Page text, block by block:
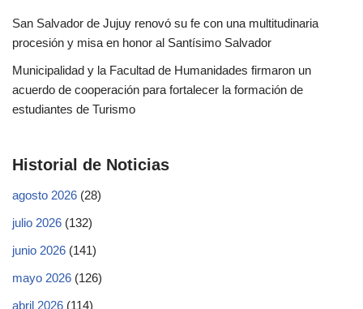
San Salvador de Jujuy renovó su fe con una multitudinaria
procesión y misa en honor al Santísimo Salvador
Municipalidad y la Facultad de Humanidades firmaron un
acuerdo de cooperación para fortalecer la formación de
estudiantes de Turismo
Historial de Noticias
agosto 2026 (28)
julio 2026 (132)
junio 2026 (141)
mayo 2026 (126)
abril 2026 (114)